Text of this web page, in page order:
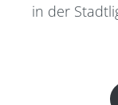
in der